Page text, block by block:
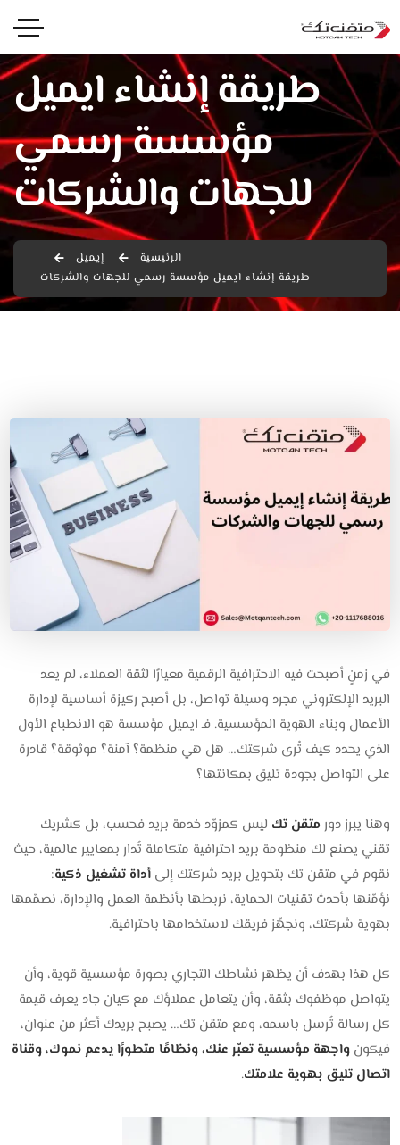
طريقة إنشاء ايميل
مؤسسة رسمي
للجهات والشركات
الرئيسية
إيميل
طريقة إنشاء ايميل مؤسسة رسمي للجهات والشركات
في زمنٍ أصبحت فيه الاحترافية الرقمية معيارًا لثقة العملاء، لم يعد
البريد الإلكتروني مجرد وسيلة تواصل، بل أصبح ركيزة أساسية لإدارة
الأعمال وبناء الهوية المؤسسية. فـايميل مؤسسة هو الانطباع الأول
الذي يحدد كيف تُرى شركتك… هل هي منظمة؟ آمنة؟ موثوقة؟ قادرة
على التواصل بجودة تليق بمكانتها؟
وهنا يبرز دور متقن تك ليس كمزوّد خدمة بريد فحسب، بل كشريك
تقني يصنع لك منظومة بريد احترافية متكاملة تُدار بمعايير عالمية، حيث
نقوم في متقن تك بتحويل بريد شركتك إلىأداة تشغيل ذكية:
نؤمّنها بأحدث تقنيات الحماية، نربطها بأنظمة العمل والإدارة، نصمّمها
بهوية شركتك، ونجهّز فريقك لاستخدامها باحترافية.
كل هذا بهدف أن يظهر نشاطك التجاري بصورة مؤسسية قوية، وأن
يتواصل موظفوك بثقة، وأن يتعامل عملاؤك مع كيان جاد يعرف قيمة
كل رسالة تُرسل باسمه، ومع متقن تك… يصبح بريدك أكثر من عنوان،
فيكونواجهة مؤسسية تعبّر عنك، ونظامًا متطورًا يدعم نموك، وقناة
اتصال تليق بهوية علامتك.